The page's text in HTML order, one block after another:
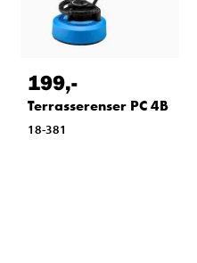
199,-
Terrasserenser PC 4B
18-381